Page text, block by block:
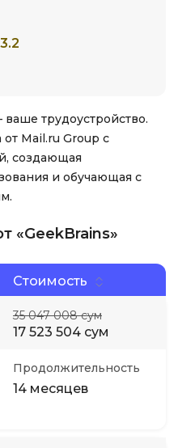
3.2
трудоустройство.
Mail.ru Group с
создающая
и обучающая с
«GeekBrains»
Стоимость
35 047 008 сум
17 523 504 сум
Продолжительность
14 месяцев